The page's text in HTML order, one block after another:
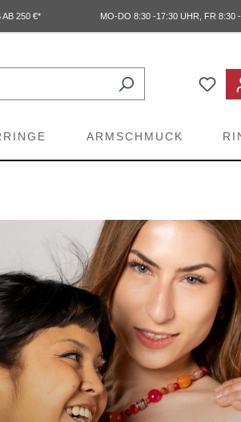
250 €* MO-DO 8:30 -17:30 UHR, FR 8:30
ARMSCHMUCK